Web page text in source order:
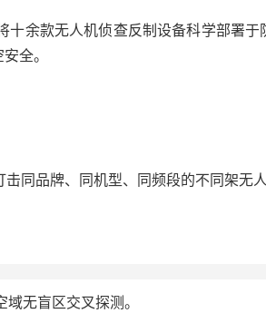
余款无人机侦查反制设备科学部署
全。
同品牌、同机型、同频段的不同架无
无盲区交叉探测。